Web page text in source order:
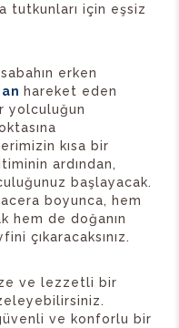
tutkunları için eşsiz
erken
hareket eden
yolculuğun
kısa bir
ardından,
başlayacak.
boyunca, hem
hem de doğanın
çıkaracaksınız.
ve lezzetli bir
ve konforlu bir